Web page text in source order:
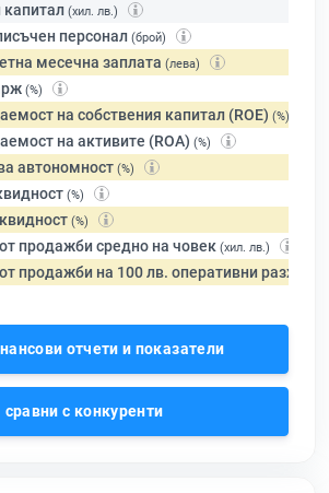
капитал (хил. лв.)
персонал (брой)
месечна заплата (лева)
(%)
на собствения капитал (ROE) (%)
на активите (ROA) (%)
автономност (%)
(%)
(%)
продажби средно на човек (хил. лв.)
продажби на 100 лв. оперативни разходи
отчети и показатели
сравни с конкуренти